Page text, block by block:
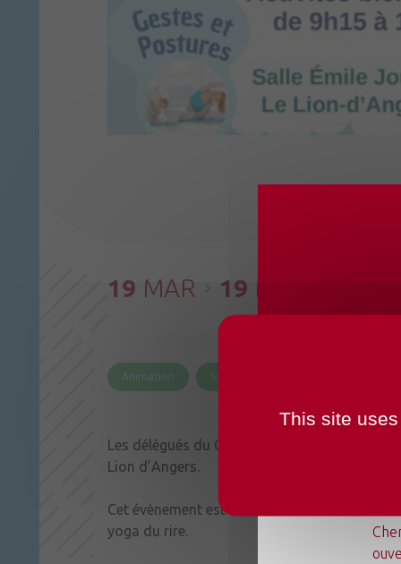
19 MAR 19 MAR
Animation Santé
Les délégués du Comité Local Angers 5/
Lion d’Angers.
Cet évènement est ouvert à tous les
yoga du rire.
This site